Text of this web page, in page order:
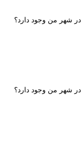
در شهر من وجود دارد؟
در شهر من وجود دارد؟